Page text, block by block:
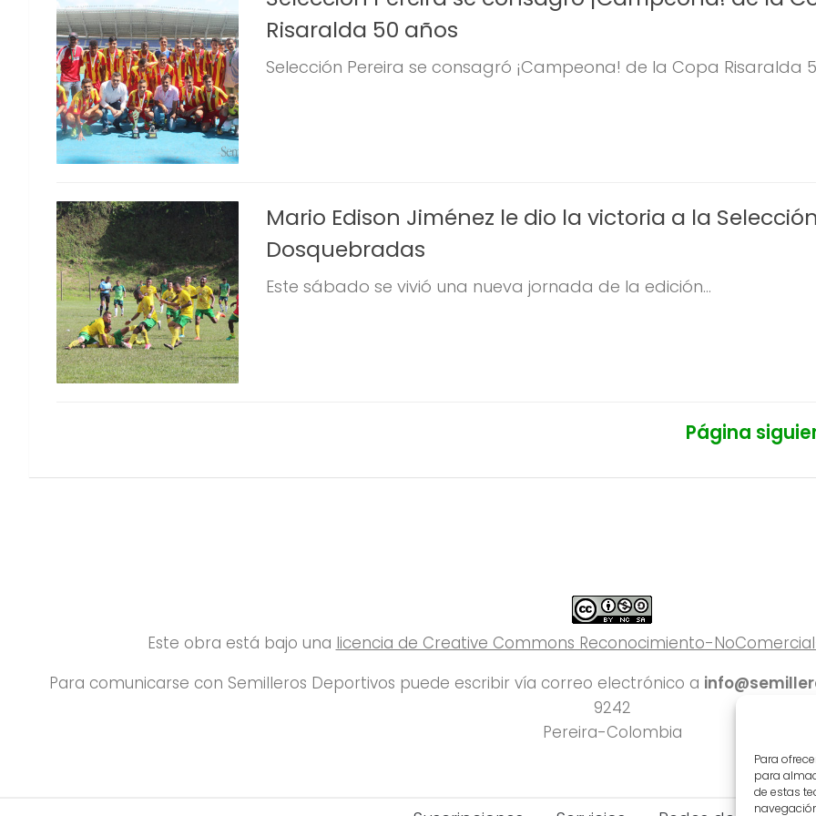
Para
para
de estas
Risaralda 50 años
Selección Pereira se consagró ¡Campeona! de la Copa Risaralda
Mario Edison Jiménez le dio la victoria a la Selección
Dosquebradas
Este sábado se vivió una nueva jornada de la edición...
Página
Este obra está bajo una licencia de Creative Commons Reconocimiento-
Para comunicarse con Semilleros Deportivos puede escribir vía correo electrónico a
9242
Pereira-Colombia